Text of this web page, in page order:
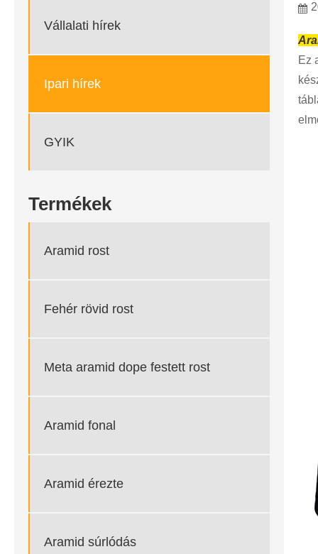
Vállalati hírek
Ipari hírek
GYIK
Termékek
Aramid rost
Fehér rövid rost
Meta aramid dope festett rost
Aramid fonal
Aramid érezte
Aramid súrlódás
Ez